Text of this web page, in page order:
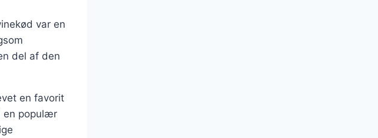
var en
del af den
en favorit
en populær